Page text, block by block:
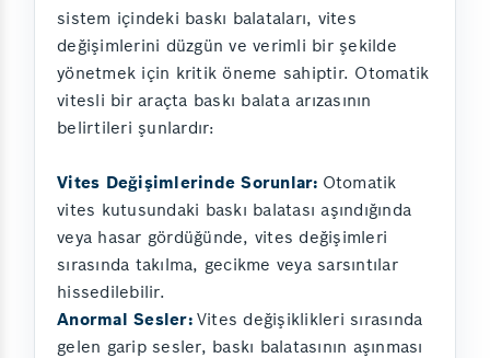
sistem içindeki baskı balataları, vites
değişimlerini düzgün ve verimli bir şekilde
yönetmek için kritik öneme sahiptir. Otomatik
vitesli bir araçta baskı balata arızasının
belirtileri şunlardır:
Vites Değişimlerinde Sorunlar: Otomatik
vites kutusundaki baskı balatası aşındığında
veya hasar gördüğünde, vites değişimleri
sırasında takılma, gecikme veya sarsıntılar
hissedilebilir.
Anormal Sesler: Vites değişiklikleri sırasında
gelen garip sesler, baskı balatasının aşınması